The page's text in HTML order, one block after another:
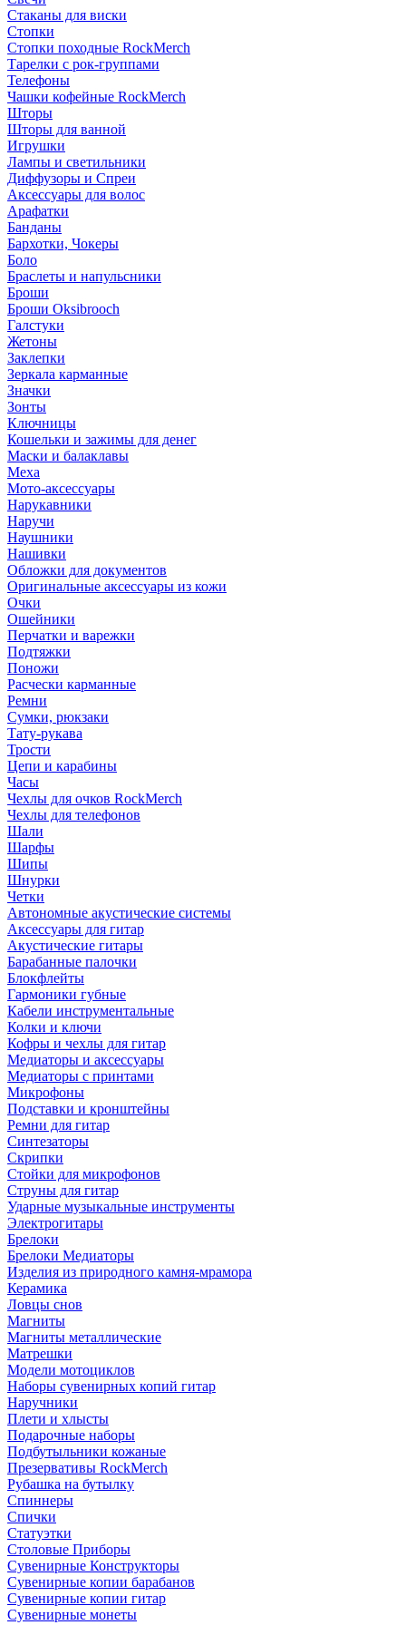
Стаканы для виски
Стопки
Стопки походные RockMerch
Тарелки с рок-группами
Телефоны
Чашки кофейные RockMerch
Шторы
Шторы для ванной
Игрушки
Лампы и светильники
Диффузоры и Спреи
Аксессуары для волос
Арафатки
Банданы
Бархотки, Чокеры
Боло
Браслеты и напульсники
Броши
Броши Oksibrooch
Галстуки
Жетоны
Заклепки
Зеркала карманные
Значки
Зонты
Ключницы
Кошельки и зажимы для денег
Маски и балаклавы
Меха
Мото-аксессуары
Нарукавники
Наручи
Наушники
Нашивки
Обложки для документов
Оригинальные аксессуары из кожи
Очки
Ошейники
Перчатки и варежки
Подтяжки
Поножи
Расчески карманные
Ремни
Сумки, рюкзаки
Тату-рукава
Трости
Цепи и карабины
Часы
Чехлы для очков RockMerch
Чехлы для телефонов
Шали
Шарфы
Шипы
Шнурки
Четки
Автономные акустические системы
Аксессуары для гитар
Акустические гитары
Барабанные палочки
Блокфлейты
Гармоники губные
Кабели инструментальные
Колки и ключи
Кофры и чехлы для гитар
Медиаторы и аксессуары
Медиаторы с принтами
Микрофоны
Подставки и кронштейны
Ремни для гитар
Синтезаторы
Скрипки
Стойки для микрофонов
Струны для гитар
Ударные музыкальные инструменты
Электрогитары
Брелоки
Брелоки Медиаторы
Изделия из природного камня-мрамора
Керамика
Ловцы снов
Магниты
Магниты металлические
Матрешки
Модели мотоциклов
Наборы сувенирных копий гитар
Наручники
Плети и хлысты
Подарочные наборы
Подбутыльники кожаные
Презервативы RockMerch
Рубашка на бутылку
Спиннеры
Спички
Статуэтки
Столовые Приборы
Сувенирные Конструкторы
Сувенирные копии барабанов
Сувенирные копии гитар
Сувенирные монеты